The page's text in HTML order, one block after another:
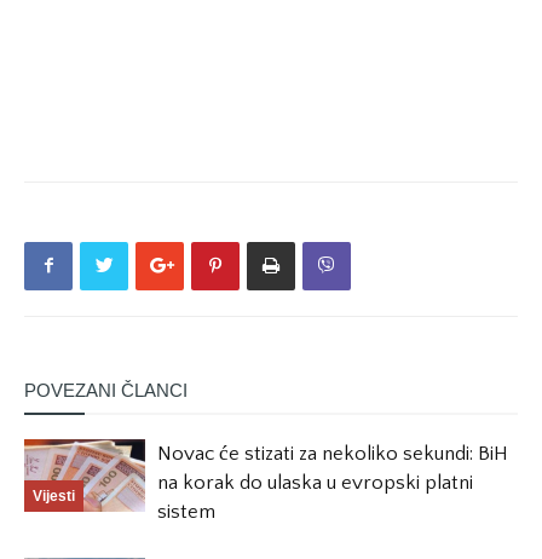
POVEZANI ČLANCI
Vijesti
Novac će stizati za nekoliko sekundi: BiH
na korak do ulaska u evropski platni
sistem